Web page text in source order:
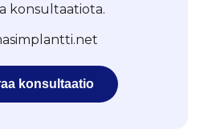
konsultaatiota.
konsultaatio